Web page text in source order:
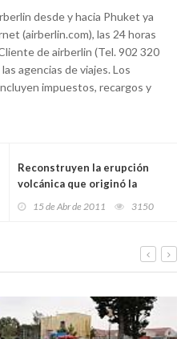
desde y hacia Phuket ya
(airberlin.com), las 24 horas
de airberlin (Tel. 902 320
agencias de viajes. Los
impuestos, recargos y
Reconstruyen la erupción
volcánica que originó la
15 de Abr de 2011 3150